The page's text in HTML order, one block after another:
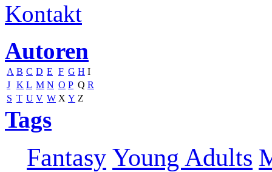
Kontakt
Autoren
A B C D E F G H I
J K L M N O P Q R
S T U V W X Y Z
Tags
Fantasy Young Adults